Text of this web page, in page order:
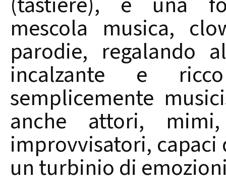
mescola musica,
parodie, regalando
incalzante e
semplicemente
anche attori,
improvvisatori,
un turbinio di